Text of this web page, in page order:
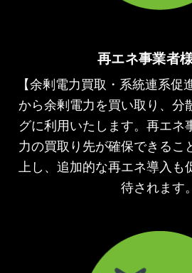
再エネ事業者
【余剰電力買取・系統連系促
から余剰電力を買い取り、分
グに利用いたします。再エネ
力の買取り先が確保できるこ
上し、追加的な再エネ導入
待されます。